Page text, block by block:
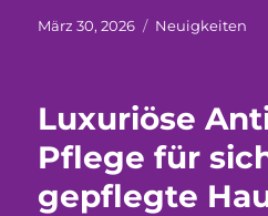
Veröffentlicht
März 30, 2026 Kategorien
Neuigkeiten
Luxuriöse
Pflege für
gepflegte